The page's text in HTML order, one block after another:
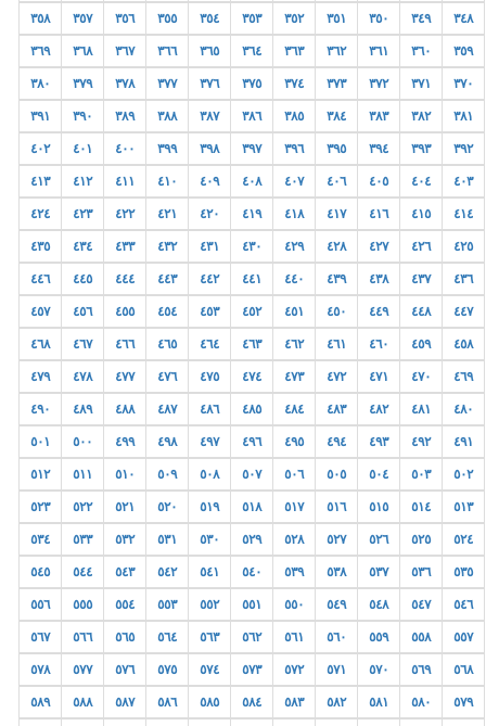
٣٤٨ ٣٤٩ ٣٥٠ ٣٥١ ٣٥٢ ٣٥٣ ٣٥٤ ٣٥٥ ٣٥٦ ٣٥٧ ٣٥٨
٣٥٩ ٣٦٠ ٣٦١ ٣٦٢ ٣٦٣ ٣٦٤ ٣٦٥ ٣٦٦ ٣٦٧ ٣٦٨ ٣٦٩
٣٧٠ ٣٧١ ٣٧٢ ٣٧٣ ٣٧٤ ٣٧٥ ٣٧٦ ٣٧٧ ٣٧٨ ٣٧٩ ٣٨٠
٣٨١ ٣٨٢ ٣٨٣ ٣٨٤ ٣٨٥ ٣٨٦ ٣٨٧ ٣٨٨ ٣٨٩ ٣٩٠ ٣٩١
٣٩٢ ٣٩٣ ٣٩٤ ٣٩٥ ٣٩٦ ٣٩٧ ٣٩٨ ٣٩٩ ٤٠٠ ٤٠١ ٤٠٢
٤٠٣ ٤٠٤ ٤٠٥ ٤٠٦ ٤٠٧ ٤٠٨ ٤٠٩ ٤١٠ ٤١١ ٤١٢ ٤١٣
٤١٤ ٤١٥ ٤١٦ ٤١٧ ٤١٨ ٤١٩ ٤٢٠ ٤٢١ ٤٢٢ ٤٢٣ ٤٢٤
٤٢٥ ٤٢٦ ٤٢٧ ٤٢٨ ٤٢٩ ٤٣٠ ٤٣١ ٤٣٢ ٤٣٣ ٤٣٤ ٤٣٥
٤٣٦ ٤٣٧ ٤٣٨ ٤٣٩ ٤٤٠ ٤٤١ ٤٤٢ ٤٤٣ ٤٤٤ ٤٤٥ ٤٤٦
٤٤٧ ٤٤٨ ٤٤٩ ٤٥٠ ٤٥١ ٤٥٢ ٤٥٣ ٤٥٤ ٤٥٥ ٤٥٦ ٤٥٧
٤٥٨ ٤٥٩ ٤٦٠ ٤٦١ ٤٦٢ ٤٦٣ ٤٦٤ ٤٦٥ ٤٦٦ ٤٦٧ ٤٦٨
٤٦٩ ٤٧٠ ٤٧١ ٤٧٢ ٤٧٣ ٤٧٤ ٤٧٥ ٤٧٦ ٤٧٧ ٤٧٨ ٤٧٩
٤٨٠ ٤٨١ ٤٨٢ ٤٨٣ ٤٨٤ ٤٨٥ ٤٨٦ ٤٨٧ ٤٨٨ ٤٨٩ ٤٩٠
٤٩١ ٤٩٢ ٤٩٣ ٤٩٤ ٤٩٥ ٤٩٦ ٤٩٧ ٤٩٨ ٤٩٩ ٥٠٠ ٥٠١
٥٠٢ ٥٠٣ ٥٠٤ ٥٠٥ ٥٠٦ ٥٠٧ ٥٠٨ ٥٠٩ ٥١٠ ٥١١ ٥١٢
٥١٣ ٥١٤ ٥١٥ ٥١٦ ٥١٧ ٥١٨ ٥١٩ ٥٢٠ ٥٢١ ٥٢٢ ٥٢٣
٥٢٤ ٥٢٥ ٥٢٦ ٥٢٧ ٥٢٨ ٥٢٩ ٥٣٠ ٥٣١ ٥٣٢ ٥٣٣ ٥٣٤
٥٣٥ ٥٣٦ ٥٣٧ ٥٣٨ ٥٣٩ ٥٤٠ ٥٤١ ٥٤٢ ٥٤٣ ٥٤٤ ٥٤٥
٥٤٦ ٥٤٧ ٥٤٨ ٥٤٩ ٥٥٠ ٥٥١ ٥٥٢ ٥٥٣ ٥٥٤ ٥٥٥ ٥٥٦
٥٥٧ ٥٥٨ ٥٥٩ ٥٦٠ ٥٦١ ٥٦٢ ٥٦٣ ٥٦٤ ٥٦٥ ٥٦٦ ٥٦٧
٥٦٨ ٥٦٩ ٥٧٠ ٥٧١ ٥٧٢ ٥٧٣ ٥٧٤ ٥٧٥ ٥٧٦ ٥٧٧ ٥٧٨
٥٧٩ ٥٨٠ ٥٨١ ٥٨٢ ٥٨٣ ٥٨٤ ٥٨٥ ٥٨٦ ٥٨٧ ٥٨٨ ٥٨٩